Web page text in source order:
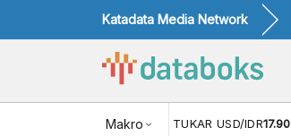
Katadata Media Network
Makro
NILAI TUKAR USD/IDR17.908